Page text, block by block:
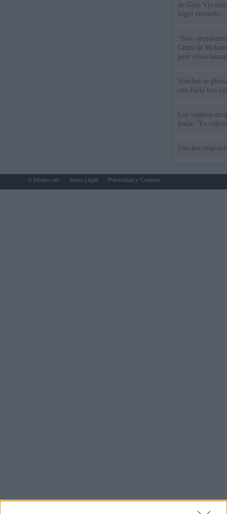
de Gran Vía
logró venderlo
"Solo
Ceuta de
peor crisis
Sánchez se
con Italia tras
Los viajeros
Italia: “Es
Sánchez
© Kiosko.net Aviso Legal Privacidad y Cookies